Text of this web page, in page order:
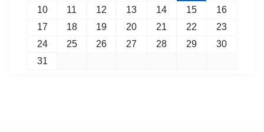
10
11 12 13 14 15
16
17
18 19 20 21 22
23
24
25 26 27 28 29
30
31